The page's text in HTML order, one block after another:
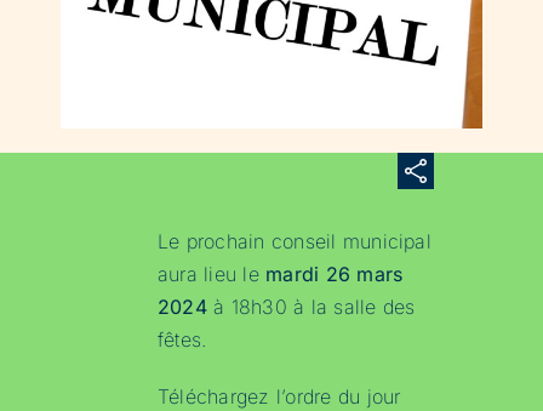
Le prochain conseil municipal
aura lieu le mardi 26 mars
2024à 18h30 à la salle des
fêtes.
Téléchargez l’ordre du jour